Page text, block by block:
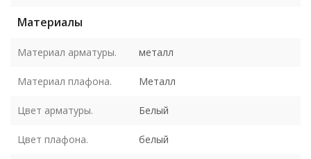
Материалы
Материал арматуры. металл
Материал плафона. Металл
Цвет арматуры. Белый
Цвет плафона. белый